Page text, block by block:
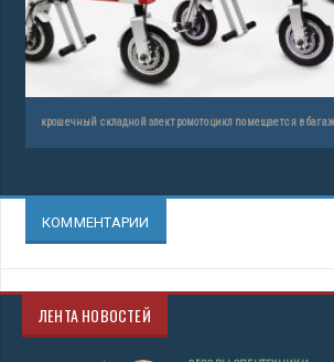
крошечный складной электромотоцикл помещается в
КОММЕНТАРИИ
ЛЕНТА НОВОСТЕЙ